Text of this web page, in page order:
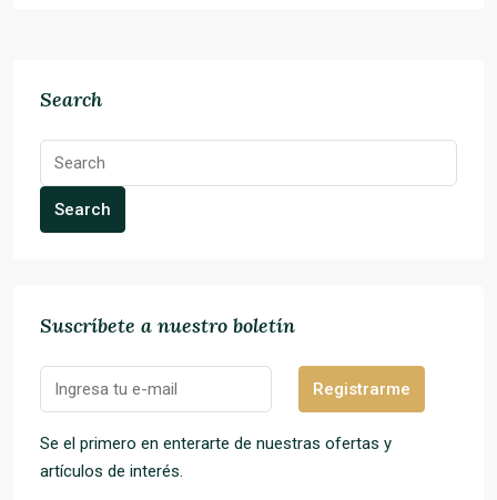
Search
Search
Suscríbete a nuestro boletín
Registrarme
Se el primero en enterarte de nuestras ofertas y
artículos de interés.